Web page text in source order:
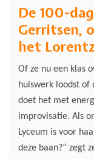
De 100-
Gerritsen,
het
Of ze nu een klas
huiswerk loodst of
doet het met
improvisatie. Als
Lyceum is voor
deze baan?” zegt